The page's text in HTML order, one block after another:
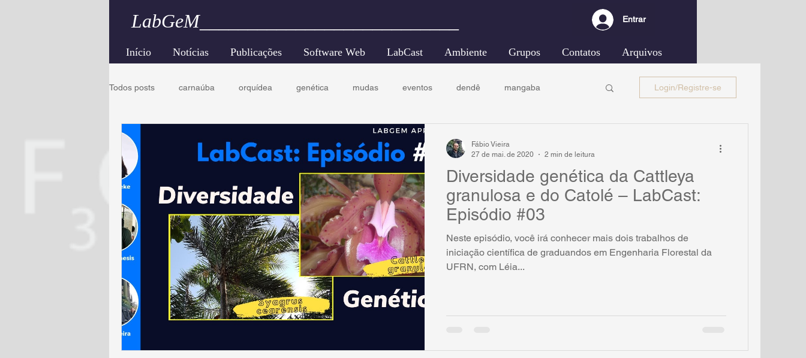
LabGeM___________________________ Entrar
Início Notícias Publicações Software Web LabCast Ambiente Grupos Contatos Arquivos
Todos posts carnaúba orquídea genética mudas eventos dendê mangaba
ecologia florestal
Login/Registre-se
Diversidade genética da Cattleya
granulosa e do Catolé – LabCast:
Episódio #03
Neste episódio, você irá conhecer mais dois trabalhos de
iniciação científica de graduandos em Engenharia Florestal da
UFRN, com Léia...
Fábio Vieira
27 de mai. de 2020
2 min de leitura